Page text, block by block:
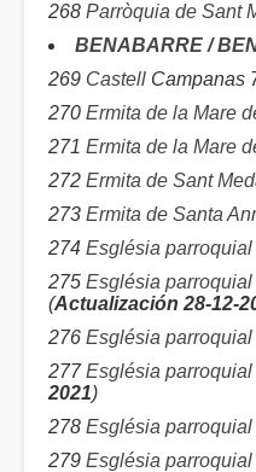
268 Parròquia de Sant
BENABARRE /
269 Castell Campanas
270 Ermita de la Mare
271 Ermita de la Mare
272 Ermita de Sant
273 Ermita de Santa
274 Església
275Església
(Actualización 28-12-
276 Església
277Església
2021)
278 Església
279 Església